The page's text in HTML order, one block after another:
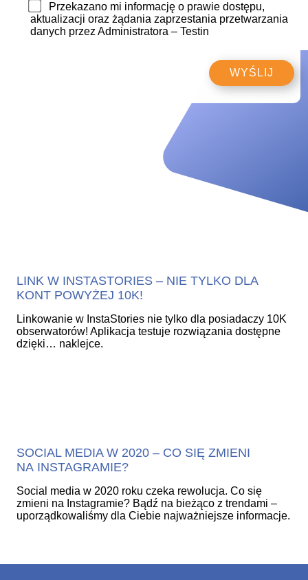
Przekazano mi informację o prawie dostępu,
aktualizacji oraz żądania zaprzestania przetwarzania
danych przez Administratora – Testin
LINK W INSTASTORIES – NIE TYLKO DLA
KONT POWYŻEJ 10K!
Linkowanie w InstaStories nie tylko dla posiadaczy 10K
obserwatorów! Aplikacja testuje rozwiązania dostępne
dzięki… naklejce.
SOCIAL MEDIA W 2020 – CO SIĘ ZMIENI
NA INSTAGRAMIE?
Social media w 2020 roku czeka rewolucja. Co się
zmieni na Instagramie? Bądź na bieżąco z trendami –
uporządkowaliśmy dla Ciebie najważniejsze informacje.